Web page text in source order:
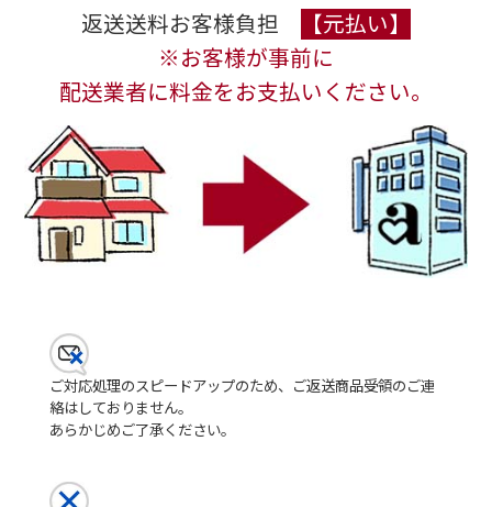
返送送料お客様負担
【元払い】
※お客様が事前に
配送業者に料金をお支払いください。
ご対応処理のスピードアップのため、ご返送商品受領のご連
絡はしておりません。
あらかじめご了承ください。